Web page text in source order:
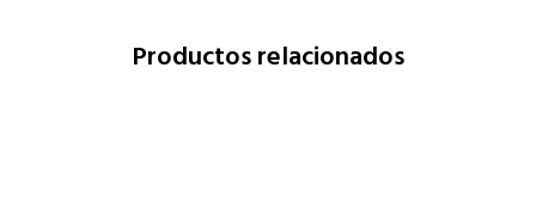
Productos relacionados